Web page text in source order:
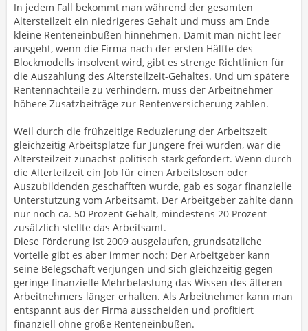
In jedem Fall bekommt man während der gesamten
Altersteilzeit ein niedrigeres Gehalt und muss am Ende
kleine Renteneinbußen hinnehmen. Damit man nicht leer
ausgeht, wenn die Firma nach der ersten Hälfte des
Blockmodells insolvent wird, gibt es strenge Richtlinien für
die Auszahlung des Altersteilzeit-Gehaltes. Und um spätere
Rentennachteile zu verhindern, muss der Arbeitnehmer
höhere Zusatzbeiträge zur Rentenversicherung zahlen.
Weil durch die frühzeitige Reduzierung der Arbeitszeit
gleichzeitig Arbeitsplätze für Jüngere frei wurden, war die
Altersteilzeit zunächst politisch stark gefördert. Wenn durch
die Alterteilzeit ein Job für einen Arbeitslosen oder
Auszubildenden geschafften wurde, gab es sogar finanzielle
Unterstützung vom Arbeitsamt. Der Arbeitgeber zahlte dann
nur noch ca. 50 Prozent Gehalt, mindestens 20 Prozent
zusätzlich stellte das Arbeitsamt.
Diese Förderung ist 2009 ausgelaufen, grundsätzliche
Vorteile gibt es aber immer noch: Der Arbeitgeber kann
seine Belegschaft verjüngen und sich gleichzeitig gegen
geringe finanzielle Mehrbelastung das Wissen des älteren
Arbeitnehmers länger erhalten. Als Arbeitnehmer kann man
entspannt aus der Firma ausscheiden und profitiert
finanziell ohne große Renteneinbußen.